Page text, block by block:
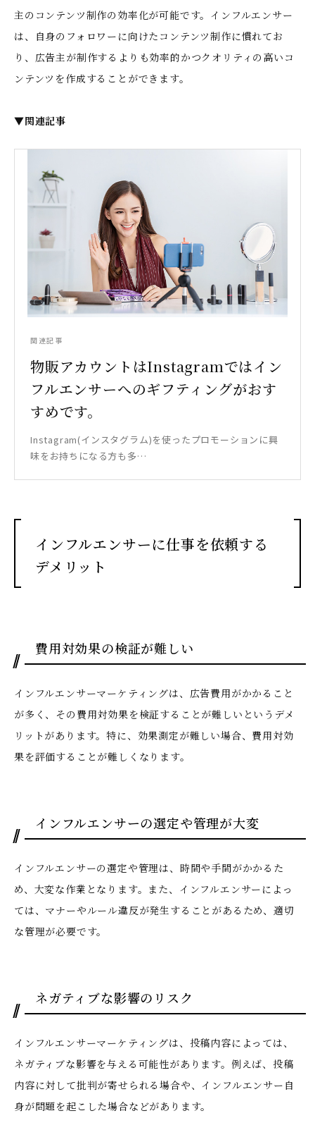
主のコンテンツ制作の効率化が可能です。インフルエンサー
は、自身のフォロワーに向けたコンテンツ制作に慣れてお
り、広告主が制作するよりも効率的かつクオリティの高いコ
ンテンツを作成することができます。
▼関連記事
関連記事
物販アカウントはInstagramではイン
フルエンサーへのギフティングがおす
すめです。
Instagram(インスタグラム)を使ったプロモーションに興
味をお持ちになる方も多…
インフルエンサーに仕事を依頼する
デメリット
費用対効果の検証が難しい
インフルエンサーマーケティングは、広告費用がかかること
が多く、その費用対効果を検証することが難しいというデメ
リットがあります。特に、効果測定が難しい場合、費用対効
果を評価することが難しくなります。
インフルエンサーの選定や管理が大変
インフルエンサーの選定や管理は、時間や手間がかかるた
め、大変な作業となります。また、インフルエンサーによっ
ては、マナーやルール違反が発生することがあるため、適切
な管理が必要です。
ネガティブな影響のリスク
インフルエンサーマーケティングは、投稿内容によっては、
ネガティブな影響を与える可能性があります。例えば、投稿
内容に対して批判が寄せられる場合や、インフルエンサー自
身が問題を起こした場合などがあります。